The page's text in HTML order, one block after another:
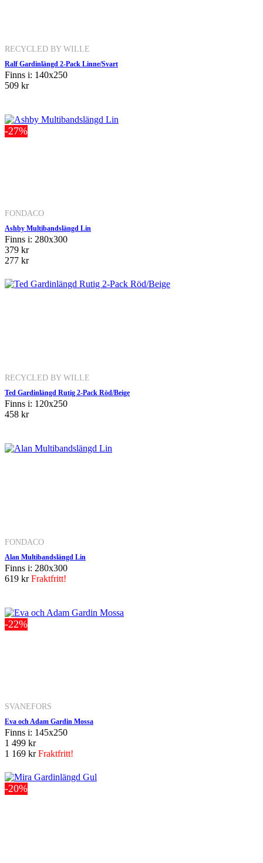
RECYCLED BY WILLE
Ralf Gardinlängd 2-Pack Linne/Svart
Finns i: 140x250
509 kr
-27%
FONDACO
Ashby Multibandslängd Lin
Finns i: 280x300
379 kr
277 kr
RECYCLED BY WILLE
Ted Gardinlängd Rutig 2-Pack Röd/Beige
Finns i: 120x250
458 kr
FONDACO
Alan Multibandslängd Lin
Finns i: 280x300
619 krFraktfritt!
-22%
SVANEFORS
Eva och Adam Gardin Mossa
Finns i: 145x250
1 499 kr
1 169 krFraktfritt!
-20%